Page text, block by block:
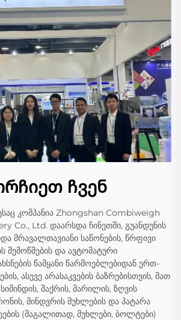
ჩვენ
კომპანია Zhongshan Combiweigh
Co., Ltd. დაარსდა ჩინეთში, გუანდუნის
მრავალთავიანი საწონების, წრფივი
შემოწმების და ავტომატური
წამყანი წარმოებლებიდან ერთ-
ასევე არასაკვების ბაზრებისთვის, მათ
შაქრის, მარილის, ზღვის
მინდვრის მუხლების და პატარა
(მაგალითად, მუხლები, ბოლტები)